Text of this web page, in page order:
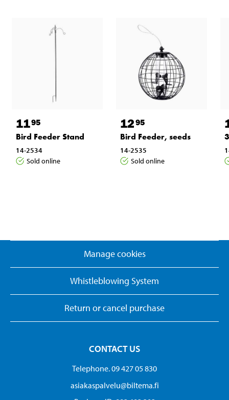
1195
Bird Feeder Stand
14-2534
Sold online
1295
Bird Feeder, seeds
14-2535
Sold online
Manage cookies
Whistleblowing System
Return or cancel purchase
CONTACT US
Telephone. 09 427 05 830
asiakaspalvelu@biltema.fi